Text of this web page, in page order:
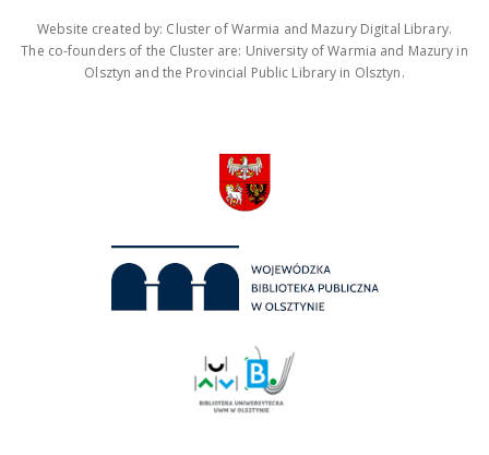
Website created by: Cluster of Warmia and Mazury Digital Library.
The co-founders of the Cluster are: University of Warmia and Mazury in
Olsztyn and the Provincial Public Library in Olsztyn.